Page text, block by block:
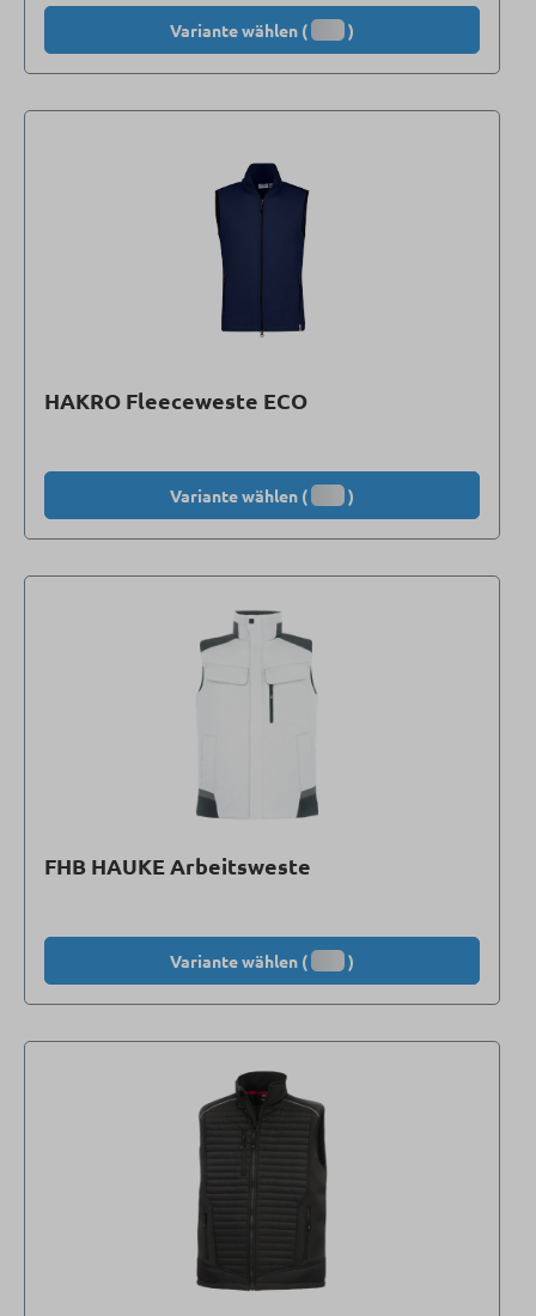
Variante wählen ( )
HAKRO Fleeceweste ECO
Variante wählen ( )
FHB HAUKE Arbeitsweste
Variante wählen ( )